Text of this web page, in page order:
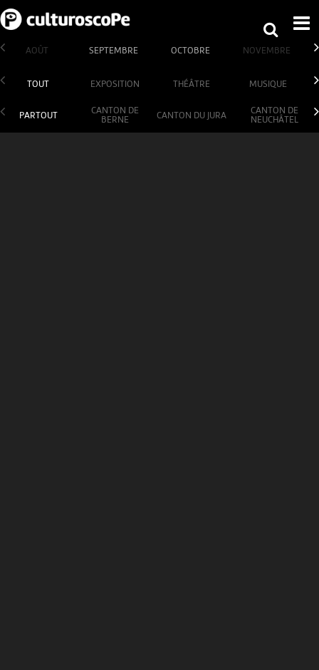
AOÛT SEPTEMBRE OCTOBRE NOVEMBRE
TOUT EXPOSITION THÉÂTRE MUSIQUE
PARTOUT
CANTON DE
BERNE
CANTON DU JURA
CANTON DE
NEUCHÂTEL